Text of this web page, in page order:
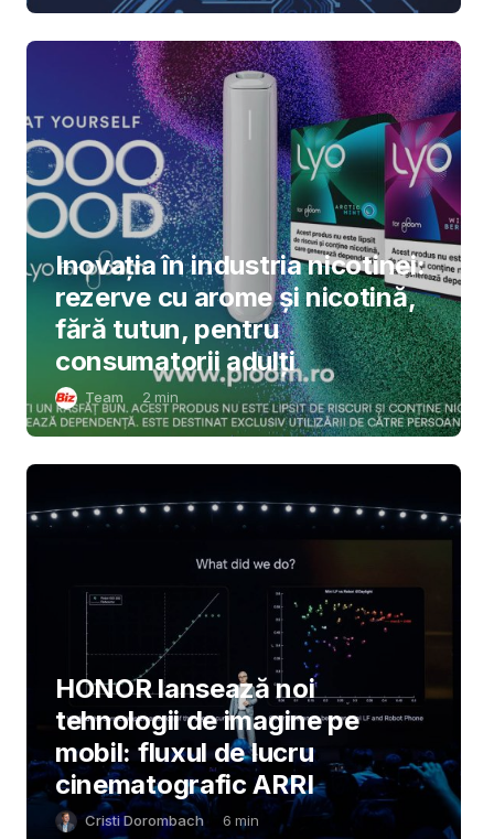
Inovația în industria nicotinei:
rezerve cu arome și nicotină,
fără tutun, pentru
consumatorii adulți
Team 2 min
HONOR lansează noi
tehnologii de imagine pe
mobil: fluxul de lucru
cinematografic ARRI
Cristi Dorombach 6 min